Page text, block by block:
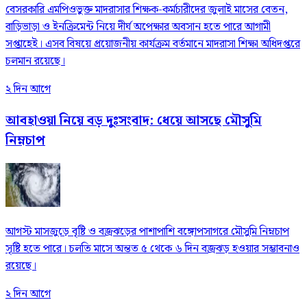
বেসরকারি এমপিওভুক্ত মাদরাসার শিক্ষক-কর্মচারীদের জুলাই মাসের বেতন,
বাড়িভাড়া ও ইনক্রিমেন্ট নিয়ে দীর্ঘ অপেক্ষার অবসান হতে পারে আগামী
সপ্তাহেই। এসব বিষয়ে প্রয়োজনীয় কার্যক্রম বর্তমানে মাদরাসা শিক্ষা অধিদপ্তরে
চলমান রয়েছে।
২ দিন আগে
আবহাওয়া নিয়ে বড় দুঃসংবাদ: ধেয়ে আসছে মৌসুমি
নিম্নচাপ
আগস্ট মাসজুড়ে বৃষ্টি ও বজ্রঝড়ের পাশাপাশি বঙ্গোপসাগরে মৌসুমি নিম্নচাপ
সৃষ্টি হতে পারে। চলতি মাসে অন্তত ৫ থেকে ৬ দিন বজ্রঝড় হওয়ার সম্ভাবনাও
রয়েছে।
২ দিন আগে